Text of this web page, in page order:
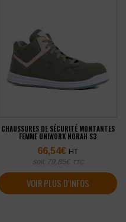
CHAUSSURES DE SÉCURITÉ MONTANTES
FEMME UNIWORK NORAH S3
66,54€ HT
soit 79,85€ TTC
VOIR PLUS D'INFOS